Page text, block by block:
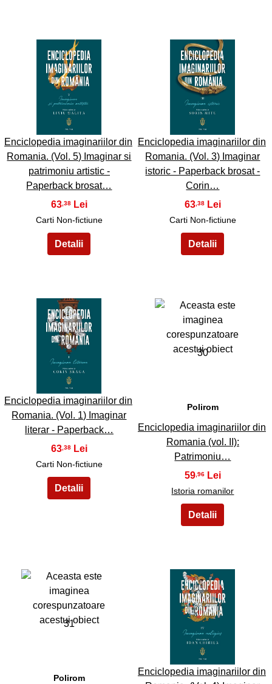
27
Enciclopedia imaginariilor din
Romania. (Vol. 5) Imaginar si
patrimoniu artistic -
Paperback brosat…
63 ,38
Carti Non-fictiune
28
Enciclopedia imaginariilor din
Romania. (Vol. 3) Imaginar
istoric - Paperback brosat -
Corin…
63 ,38
Carti Non-fictiune
29
Enciclopedia imaginariilor din
Romania. (Vol. 1) Imaginar
literar - Paperback…
63 ,38
Carti Non-fictiune
30
Polirom
Enciclopedia imaginariilor din
Romania (vol. II):
Patrimoniu…
59,96
Istoria romanilor
31
Polirom
32
Enciclopedia imaginariilor din